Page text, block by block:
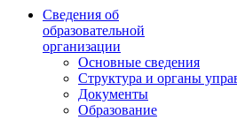
Сведения об
образовательной
организации
Основные сведения
Структура и органы
Документы
Образование